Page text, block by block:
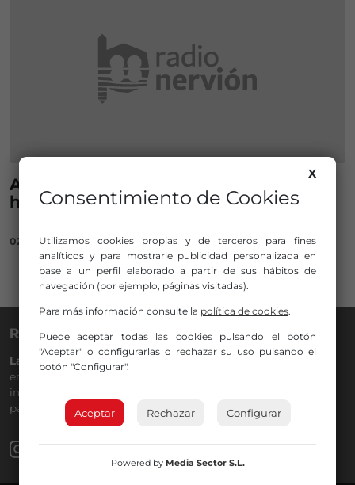
Allegados reconocen los restos
humanos de Rontegi
02/12/2020
RADIO NERVIÓN
La Gran Familiadesde hace 88.0
emisora de Bilbao para todos los públicos, con Más Música,
información a menos cinco, deportes, tráfico y la
participación de los oyentes.
X
Consentimiento de Cookies
Utilizamos cookies propias y de terceros para fines
analíticos y para mostrarle publicidad personalizada en
base a un perfil elaborado a partir de sus hábitos de
navegación (por ejemplo, páginas visitadas).
Para más información consulte la política de cookies.
Puede aceptar todas las cookies pulsando el botón
"Aceptar" o configurarlas o rechazar su uso pulsando el
botón "Configurar".
Aceptar Rechazar Configurar
Powered by Media Sector S.L.